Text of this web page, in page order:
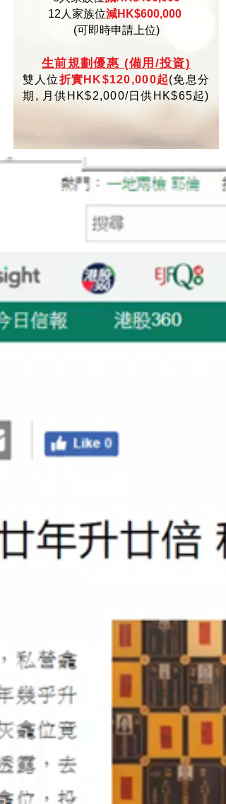
12人家族位減HK$600,000
(可即時申請上位)
生前規劃優惠 (備用/投資)
雙人位折實HK$120,000起(免息分
期, 月供HK$2,000/日供HK$65起)